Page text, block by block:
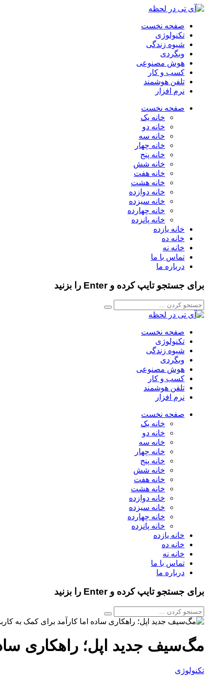
صفحه نخست
تکنولوژی
شیوه زندگی
وبگردی
هوش مصنوعی
کسب و کار
تلفن هوشمند
نرم افزار
صفحه نخست
خانه یک
خانه دو
خانه سه
خانه چهار
خانه پنج
خانه شش
خانه هفت
خانه هشت
خانه دوازده
خانه سیزده
خانه چهارده
خانه پانزده
خانه یازده
خانه ده
خانه نه
تماس با ما
درباره ما
برای جستجو تایپ کرده و Enter را بزنید
صفحه نخست
تکنولوژی
شیوه زندگی
وبگردی
هوش مصنوعی
کسب و کار
تلفن هوشمند
نرم افزار
صفحه نخست
خانه یک
خانه دو
خانه سه
خانه چهار
خانه پنج
خانه شش
خانه هفت
خانه هشت
خانه دوازده
خانه سیزده
خانه چهارده
خانه پانزده
خانه یازده
خانه ده
خانه نه
تماس با ما
درباره ما
برای جستجو تایپ کرده و Enter را بزنید
مگ‌سیف جدید اپل؛ راهکاری
تکنولوژی